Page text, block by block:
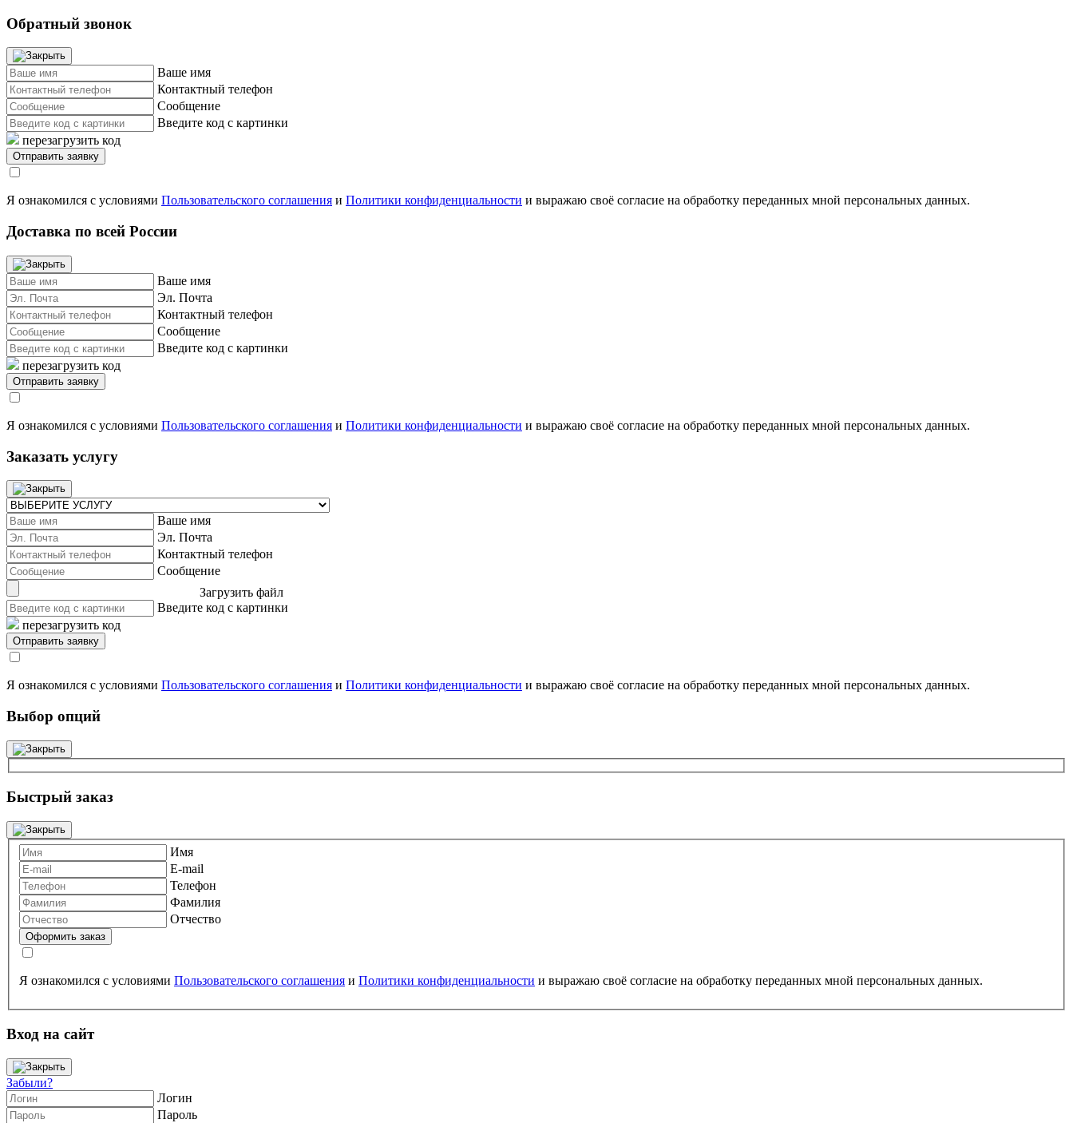
Обратный звонок
Ваше имя
Контактный телефон
Сообщение
Введите код с картинки
перезагрузить код
Я ознакомился с условиями Пользовательского соглашения и Политики конфиденциальности и выражаю своё согласие на обработку переданных мной персональных данных.
Доставка по всей России
Ваше имя
Эл. Почта
Контактный телефон
Сообщение
Введите код с картинки
перезагрузить код
Я ознакомился с условиями Пользовательского соглашения и Политики конфиденциальности и выражаю своё согласие на обработку переданных мной персональных данных.
Заказать услугу
Ваше имя
Эл. Почта
Контактный телефон
Сообщение
Загрузить файл
Введите код с картинки
перезагрузить код
Я ознакомился с условиями Пользовательского соглашения и Политики конфиденциальности и выражаю своё согласие на обработку переданных мной персональных данных.
Выбор опций
Быстрый заказ
Имя
E-mail
Телефон
Фамилия
Отчество
Я ознакомился с условиями Пользовательского соглашения и Политики конфиденциальности и выражаю своё согласие на обработку переданных мной персональных данных.
Вход на сайт
Забыли?
Логин
Пароль